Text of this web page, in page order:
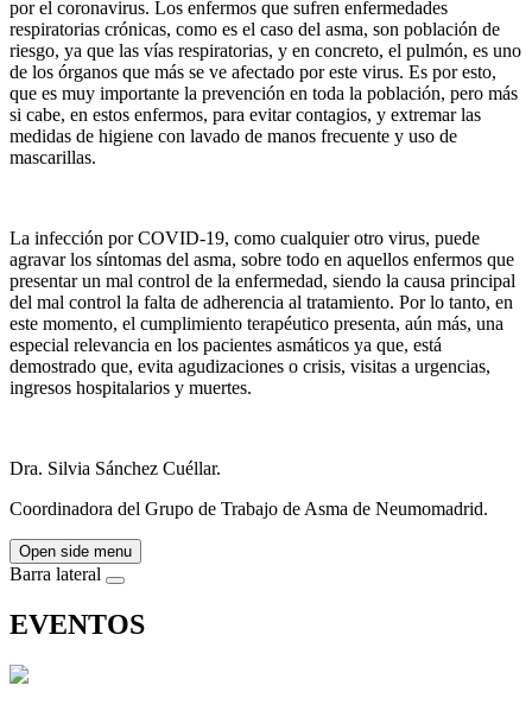
por el coronavirus. Los enfermos que sufren enfermedades
respiratorias crónicas, como es el caso del asma, son población de
riesgo, ya que las vías respiratorias, y en concreto, el pulmón, es uno
de los órganos que más se ve afectado por este virus. Es por esto,
que es muy importante la prevención en toda la población, pero más
si cabe, en estos enfermos, para evitar contagios, y extremar las
medidas de higiene con lavado de manos frecuente y uso de
mascarillas.
La infección por COVID-19, como cualquier otro virus, puede
agravar los síntomas del asma, sobre todo en aquellos enfermos que
presentar un mal control de la enfermedad, siendo la causa principal
del mal control la falta de adherencia al tratamiento. Por lo tanto, en
este momento, el cumplimiento terapéutico presenta, aún más, una
especial relevancia en los pacientes asmáticos ya que, está
demostrado que, evita agudizaciones o crisis, visitas a urgencias,
ingresos hospitalarios y muertes.
Dra. Silvia Sánchez Cuéllar.
Coordinadora del Grupo de Trabajo de Asma de Neumomadrid.
Open side menu
Barra lateral
EVENTOS